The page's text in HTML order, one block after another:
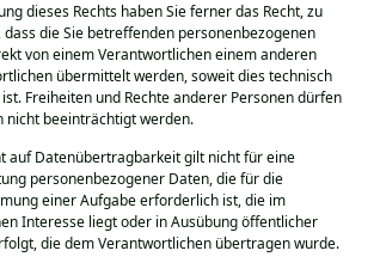
dieses Rechts haben Sie ferner das Recht, zu
die Sie betreffenden personenbezogenen
von einem Verantwortlichen einem anderen
übermittelt werden, soweit dies technisch
Freiheiten und Rechte anderer Personen dürfen
nicht beeinträchtigt werden.
auf Datenübertragbarkeit gilt nicht für eine
personenbezogener Daten, die für die
einer Aufgabe erforderlich ist, die im
Interesse liegt oder in Ausübung öffentlicher
die dem Verantwortlichen übertragen wurde.